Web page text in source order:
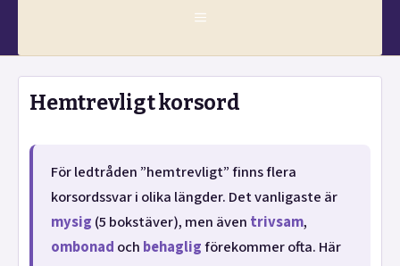
MENY
Hemtrevligt korsord
För ledtråden ”hemtrevligt” finns flera
korsordssvar i olika längder. Det vanligaste är
mysig (5 bokstäver), men även trivsam,
ombonad och behagligförekommer ofta. Här